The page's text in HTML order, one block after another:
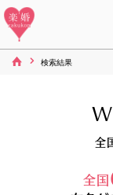
検索結果
全
全国